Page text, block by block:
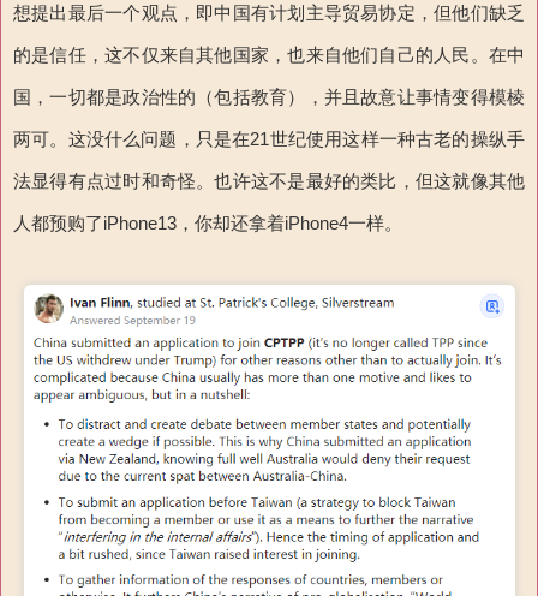
想提出最后一个观点，即中国有计划主导贸易协定，但他们缺乏
的是信任，这不仅来自其他国家，也来自他们自己的人民。在中
国，一切都是政治性的（包括教育），并且故意让事情变得模棱
两可。这没什么问题，只是在21世纪使用这样一种古老的操纵手
法显得有点过时和奇怪。也许这不是最好的类比，但这就像其他
人都预购了iPhone13，你却还拿着iPhone4一样。